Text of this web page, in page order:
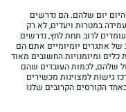
יום שלהם. הם נדרשים
במטרות ויעדים, לא רק
לרוב תחת לחץ, נדרשים
אתגרים יומיומיים אתם הם
כלים ומיומנויות החשובים מאוד
שלהם, לכמות העובדים שהם
גישות למצוינות מכשירים
אתכם באחד הקורסים הקרובים שלנו